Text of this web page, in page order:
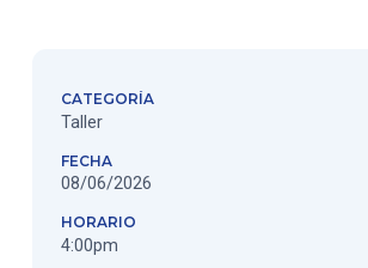
CATEGORÍA
Taller
FECHA
08/06/2026
HORARIO
4:00pm